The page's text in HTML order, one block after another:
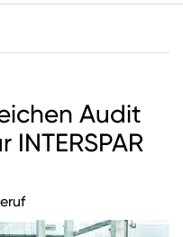
Audit